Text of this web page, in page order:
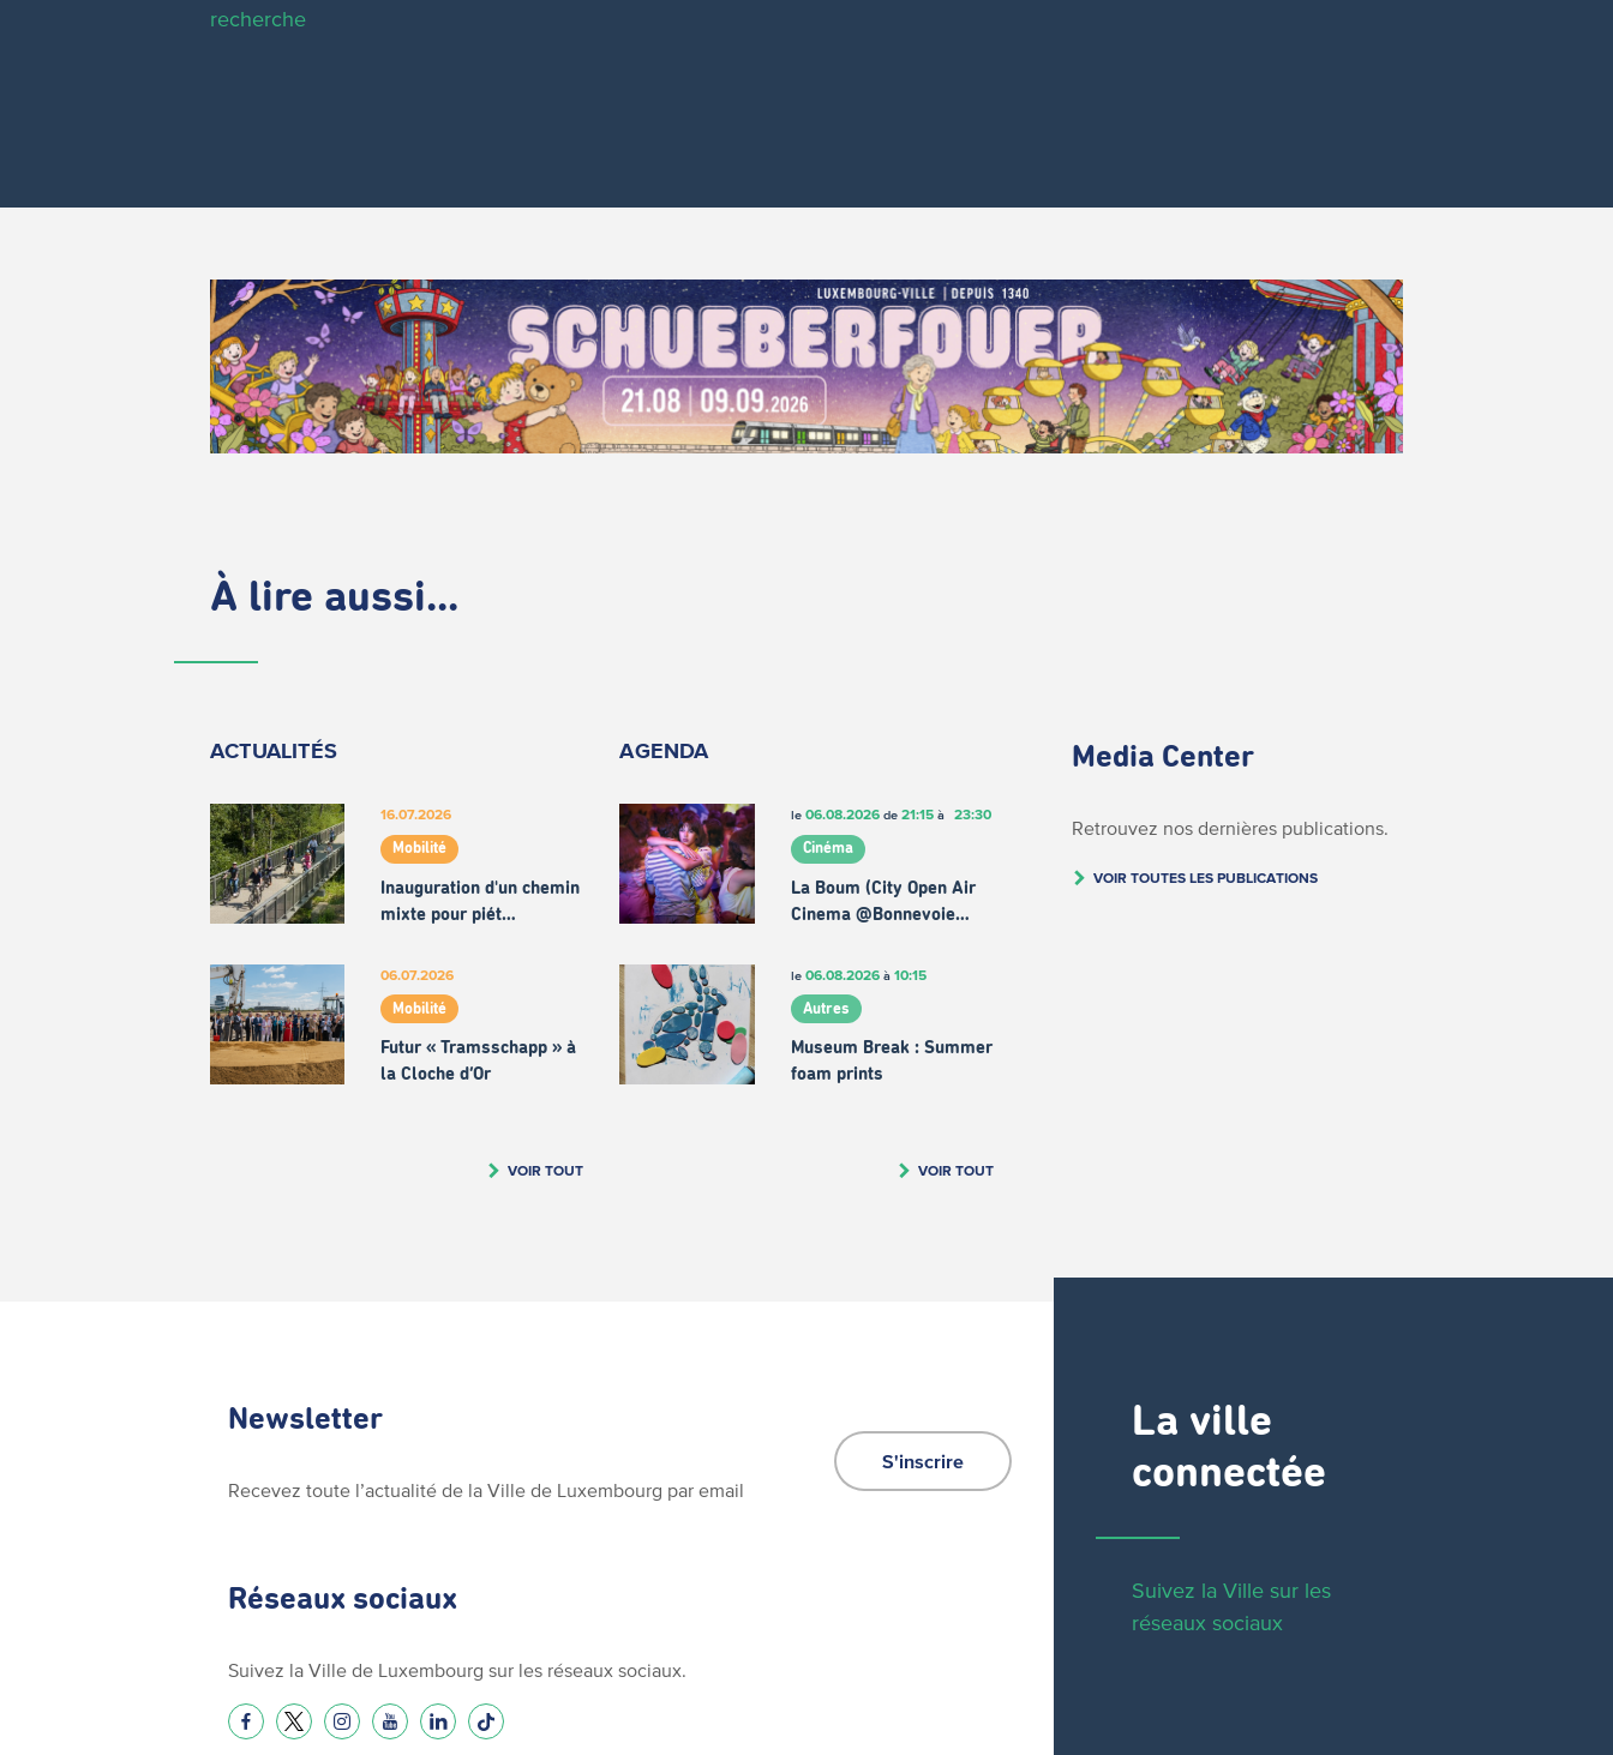
recherche
À lire aussi...
ACTUALITÉS
16.07.2026
Mobilité
Inauguration d'un chemin
mixte pour piét…
06.07.2026
Mobilité
Futur « Tramsschapp » à
la Cloche d’Or
VOIR TOUT
AGENDA
le 06.08.2026de 21:15à 23:30
Cinéma
La Boum (City Open Air
Cinema @Bonnevoie…
le 06.08.2026à 10:15
Autres
Museum Break : Summer
foam prints
VOIR TOUT
Media Center
Retrouvez nos dernières publications.
VOIR TOUTES LES PUBLICATIONS
La ville
connectée
Suivez la Ville sur les
réseaux sociaux
Newsletter
Recevez toute l’actualité de la Ville de Luxembourg par email
S'inscrire
Réseaux sociaux
Suivez la Ville de Luxembourg sur les réseaux sociaux.